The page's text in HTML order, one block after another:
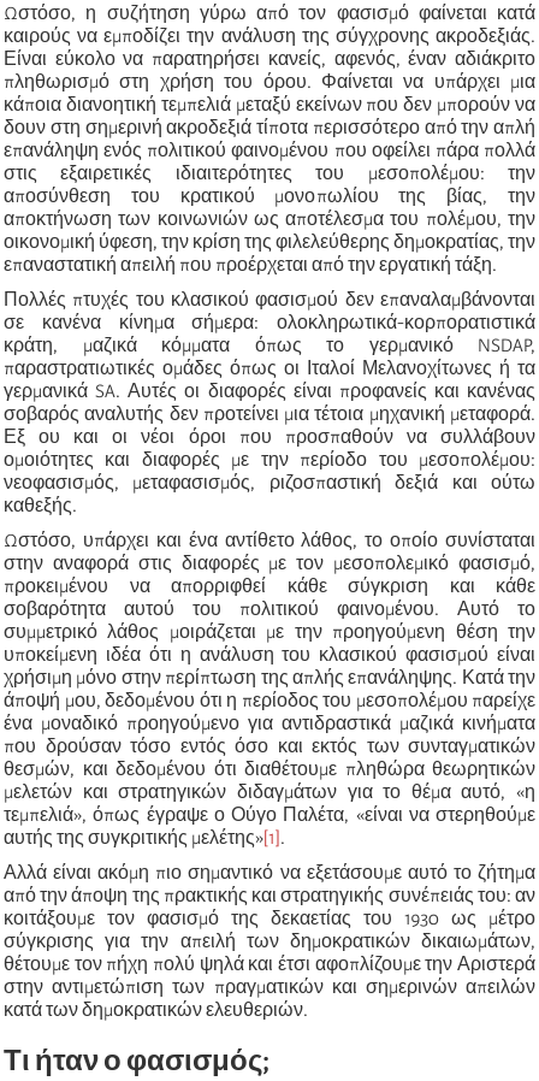
Ωστόσο, η συζήτηση γύρω από τον φασισμό φαίνεται κατά
καιρούς να εμποδίζει την ανάλυση της σύγχρονης ακροδεξιάς.
Είναι εύκολο να παρατηρήσει κανείς, αφενός, έναν αδιάκριτο
πληθωρισμό στη χρήση του όρου. Φαίνεται να υπάρχει μια
κάποια διανοητική τεμπελιά μεταξύ εκείνων που δεν μπορούν να
δουν στη σημερινή ακροδεξιά τίποτα περισσότερο από την απλή
επανάληψη ενός πολιτικού φαινομένου που οφείλει πάρα πολλά
στις εξαιρετικές ιδιαιτερότητες του μεσοπολέμου: την
αποσύνθεση του κρατικού μονοπωλίου της βίας, την
αποκτήνωση των κοινωνιών ως αποτέλεσμα του πολέμου, την
οικονομική ύφεση, την κρίση της φιλελεύθερης δημοκρατίας, την
επαναστατική απειλή που προέρχεται από την εργατική τάξη.
Πολλές πτυχές του κλασικού φασισμού δεν επαναλαμβάνονται
σε κανένα κίνημα σήμερα: ολοκληρωτικά-κορπορατιστικά
κράτη, μαζικά κόμματα όπως το γερμανικό NSDAP,
παραστρατιωτικές ομάδες όπως οι Ιταλοί Μελανοχίτωνες ή τα
γερμανικά SA. Αυτές οι διαφορές είναι προφανείς και κανένας
σοβαρός αναλυτής δεν προτείνει μια τέτοια μηχανική μεταφορά.
Εξ ου και οι νέοι όροι που προσπαθούν να συλλάβουν
ομοιότητες και διαφορές με την περίοδο του μεσοπολέμου:
νεοφασισμός, μεταφασισμός, ριζοσπαστική δεξιά και ούτω
καθεξής.
Ωστόσο, υπάρχει και ένα αντίθετο λάθος, το οποίο συνίσταται
στην αναφορά στις διαφορές με τον μεσοπολεμικό φασισμό,
προκειμένου να απορριφθεί κάθε σύγκριση και κάθε
σοβαρότητα αυτού του πολιτικού φαινομένου. Αυτό το
συμμετρικό λάθος μοιράζεται με την προηγούμενη θέση την
υποκείμενη ιδέα ότι η ανάλυση του κλασικού φασισμού είναι
χρήσιμη μόνο στην περίπτωση της απλής επανάληψης. Κατά την
άποψή μου, δεδομένου ότι η περίοδος του μεσοπολέμου παρείχε
ένα μοναδικό προηγούμενο για αντιδραστικά μαζικά κινήματα
που δρούσαν τόσο εντός όσο και εκτός των συνταγματικών
θεσμών, και δεδομένου ότι διαθέτουμε πληθώρα θεωρητικών
μελετών και στρατηγικών διδαγμάτων για το θέμα αυτό, «η
τεμπελιά», όπως έγραψε ο Ούγο Παλέτα, «είναι να στερηθούμε
αυτής της συγκριτικής μελέτης»[1].
Αλλά είναι ακόμη πιο σημαντικό να εξετάσουμε αυτό το ζήτημα
από την άποψη της πρακτικής και στρατηγικής συνέπειάς του: αν
κοιτάξουμε τον φασισμό της δεκαετίας του 1930 ως μέτρο
σύγκρισης για την απειλή των δημοκρατικών δικαιωμάτων,
θέτουμε τον πήχη πολύ ψηλά και έτσι αφοπλίζουμε την Αριστερά
στην αντιμετώπιση των πραγματικών και σημερινών απειλών
κατά των δημοκρατικών ελευθεριών.
Τι ήταν ο φασισμός;